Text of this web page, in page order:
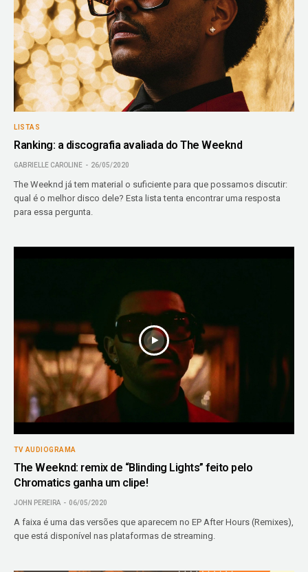
LISTAS
Ranking: a discografia avaliada do The Weeknd
GABRIELLE CAROLINE 26/05/2020
The Weeknd já tem material o suficiente para que possamos discutir:
qual é o melhor disco dele? Esta lista tenta encontrar uma resposta
para essa pergunta.
TV AUDIOGRAMA
The Weeknd: remix de “Blinding Lights” feito pelo
Chromatics ganha um clipe!
JOHN PEREIRA 06/05/2020
A faixa é uma das versões que aparecem no EP After Hours (Remixes),
que está disponível nas plataformas de streaming.